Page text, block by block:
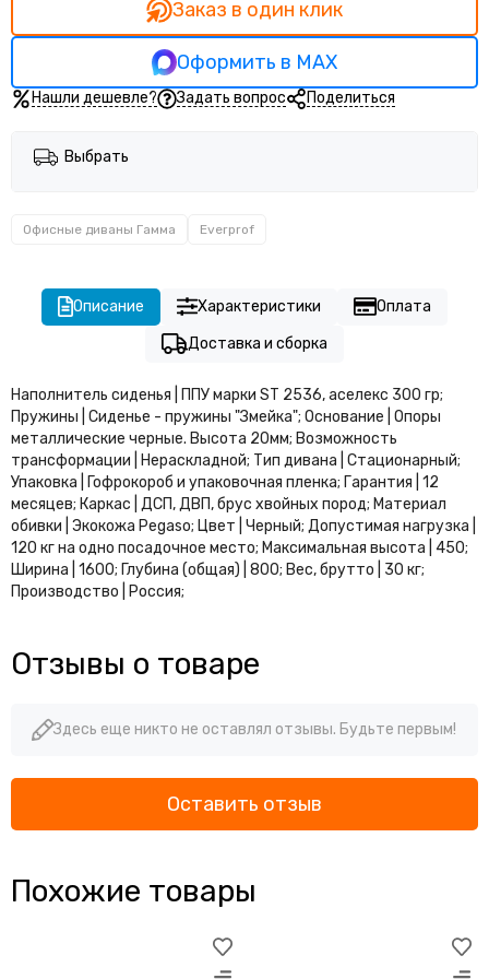
Модульные диваны Квадрик
Модульные диваны Системс М2
Модульные диваны Фэшн М23
Пуфы Astra
Офисные диваны Барселона
Офисные диваны Дэкстер
Офисные диваны Монро
Офисные диваны Симпл
Офисные диваны Элиф
Офисные диваны Дельта
Офисные диваны Соло
Офисные диваны Дэрби
Офисные диваны Варна
Офисные диваны Вента
Офисные диваны Дюна
Офисные диваны Парм
Офисные диваны Грин
Офисные диваны Честер Лайт
Офисные диваны Актив
Офисные диваны Колин
Заказ в один клик
Оформить в MAX
Нашли дешевле? Задать вопрос Поделиться
Выбрать
Офисные диваны Гамма Everprof
Описание Характеристики
Оплата
Доставка и сборка
Наполнитель сиденья | ППУ марки ST 2536, аселекс 300 гр;
Пружины | Сиденье - пружины "Змейка"; Основание | Опоры
металлические черные. Высота 20мм; Возможность
трансформации | Нераскладной; Тип дивана | Стационарный;
Упаковка | Гофрокороб и упаковочная пленка; Гарантия | 12
месяцев; Каркас | ДСП, ДВП, брус хвойных пород; Материал
обивки | Экокожа Pegaso; Цвет | Черный; Допустимая нагрузка |
120 кг на одно посадочное место; Максимальная высота | 450;
Ширина | 1600; Глубина (общая) | 800; Вес, брутто | 30 кг;
Производство | Россия;
Отзывы о товаре
Здесь еще никто не оставлял отзывы. Будьте первым!
Оставить отзыв
Похожие товары